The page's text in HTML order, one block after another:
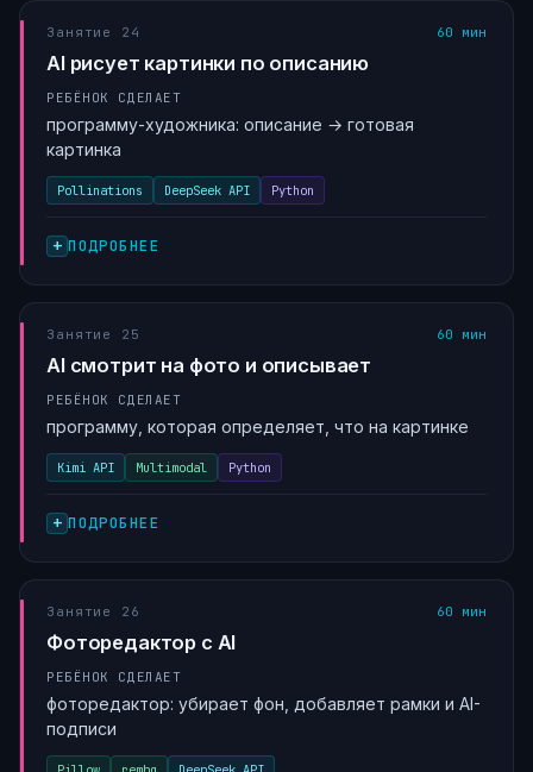
Занятие 24 60 мин
AI рисует картинки по описанию
РЕБЁНОК СДЕЛАЕТ
программу-художника: описание → готовая
картинка
Pollinations DeepSeek API Python
ПОДРОБНЕЕ
Занятие 25 60 мин
AI смотрит на фото и описывает
РЕБЁНОК СДЕЛАЕТ
программу, которая определяет, что на картинке
Kimi API Multimodal Python
ПОДРОБНЕЕ
Занятие 26 60 мин
Фоторедактор с AI
РЕБЁНОК СДЕЛАЕТ
фоторедактор: убирает фон, добавляет рамки и AI-
подписи